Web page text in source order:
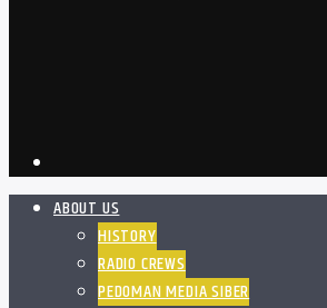
ABOUT US
HISTORY
RADIO CREWS
PEDOMAN MEDIA SIBER